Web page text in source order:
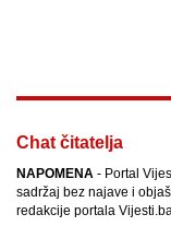
Chat čitatelja
NAPOMENA - Portal
sadržaj bez najave i
redakcije portala